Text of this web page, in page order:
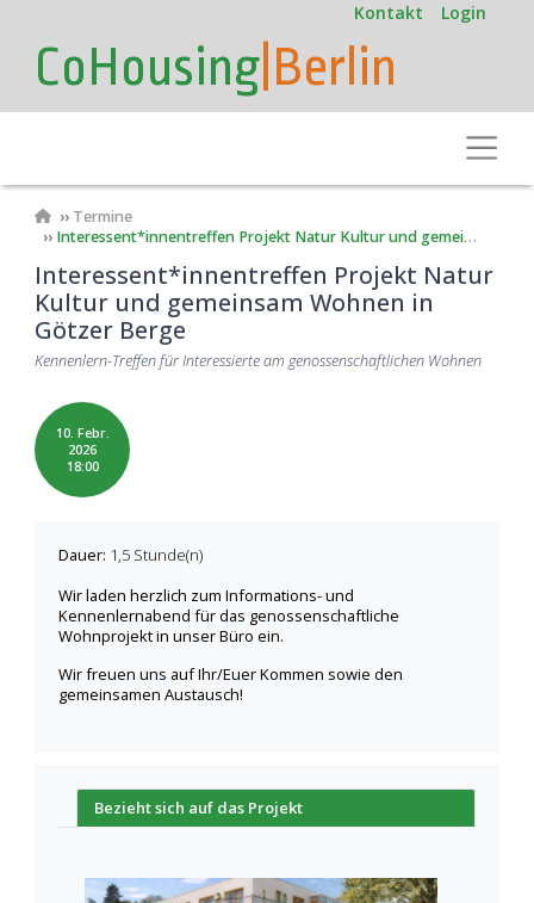
Inhaltaccount
menu
Kontakt Login
CoHousing |Berlin
Pfadnavigation
Termine
Interessent*innentreffen Projekt Natur Kultur und gemeinsam Wohnen in Götzer Berge
Interessent*innentreffen Projekt Natur
Kultur und gemeinsam Wohnen in
Götzer Berge
Kennenlern-Treffen für Interessierte am genossenschaftlichen Wohnen
10. Febr.
2026
18:00
Dauer: 1,5 Stunde(n)
Wir laden herzlich zum Informations- und
Kennenlernabend für das genossenschaftliche
Wohnprojekt in unser Büro ein.
Wir freuen uns auf Ihr/Euer Kommen sowie den
gemeinsamen Austausch!
Bezieht sich auf das Projekt